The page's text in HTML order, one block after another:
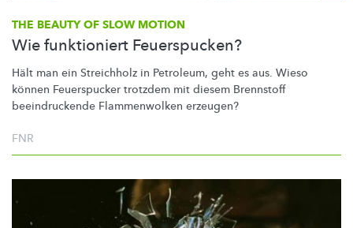
THE BEAUTY OF SLOW MOTION
Wie funktioniert Feuerspucken?
Hält man ein Streichholz in Petroleum, geht es aus. Wieso
können Feuerspucker trotzdem mit diesem Brennstoff
beeindruckende Flammenwolken erzeugen?
FNR